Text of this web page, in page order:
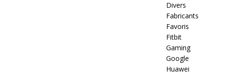
Divers
Fabricants
Favoris
Fitbit
Gaming
Google
Huawei